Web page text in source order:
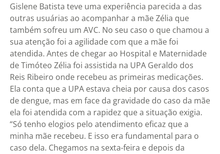
Gislene Batista teve uma experiência parecida a das
outras usuárias ao acompanhar a mãe Zélia que
também sofreu um AVC. No seu caso o que chamou a
sua atenção foi a agilidade com que a mãe foi
atendida. Antes de chegar ao Hospital e Maternidade
de Timóteo Zélia foi assistida na UPA Geraldo dos
Reis Ribeiro onde recebeu as primeiras medicações.
Ela conta que a UPA estava cheia por causa dos casos
de dengue, mas em face da gravidade do caso da mãe
ela foi atendida com a rapidez que a situação exigia.
“Só tenho elogios pelo atendimento eficaz que a
minha mãe recebeu. E isso era fundamental para o
caso dela. Chegamos na sexta-feira e depois da